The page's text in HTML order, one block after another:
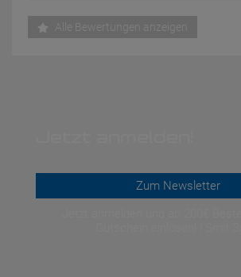
Alle Bewertungen anzeigen
Zum Newsletter